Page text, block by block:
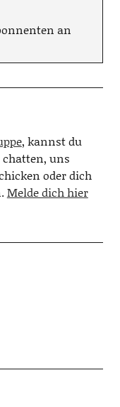
an
, kannst du
uns
oder dich
Melde dich hier